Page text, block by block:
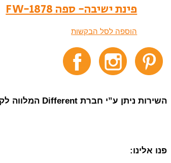
פינת ישיבה- ספה FW-1878
הוספה לסל הבקשות
השירות ניתן ע”י חברת Different המלווה לקוחות ברכש בסין מאז 2007.
פנו אלינו: